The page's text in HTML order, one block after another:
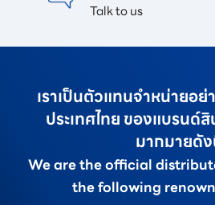
Talk to us
เราเป็นตัวแทนจำหน่ายอย่
ประเทศไทย ของแบรนด์
มากมายดั
We are the official
the following